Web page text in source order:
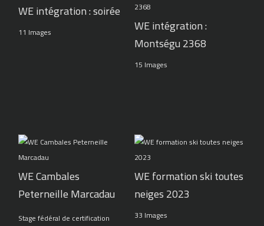
WE intégration : soirée
11 Images
WE intégration :
Montségu 2368
15 Images
WE Cambales
Peterneille Marcadau
Stage fédéral de certification
WE formation ski toutes
neiges 2023
33 Images